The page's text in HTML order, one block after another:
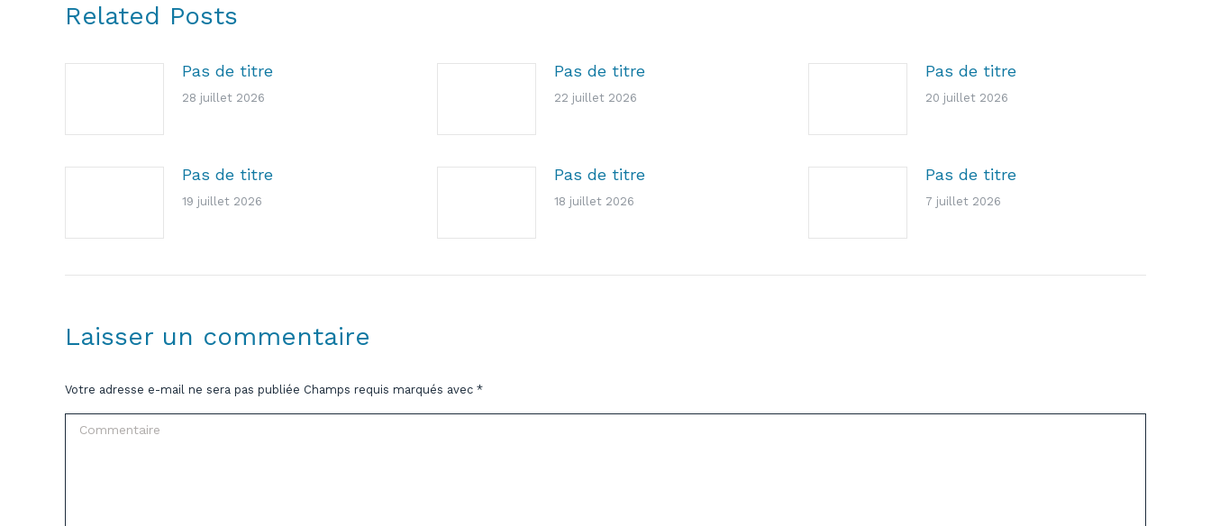
Related Posts
Pas de titre
28 juillet 2026
Pas de titre
22 juillet 2026
Pas de titre
20 juillet 2026
Pas de titre
19 juillet 2026
Pas de titre
18 juillet 2026
Pas de titre
7 juillet 2026
Laisser un commentaire
Votre adresse e-mail ne sera pas publiée Champs requis marqués avec *
Commentaire